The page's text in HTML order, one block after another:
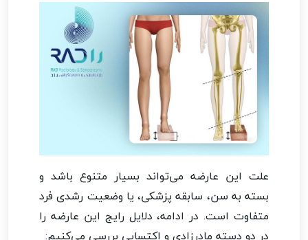
علت این عارضه می‌تواند بسیار متنوع باشد و
بسته به سن، سابقه پزشکی، یا وضعیت رشدی فرد
متفاوت است. در ادامه، دلایل رایج این عارضه را
در دو دسته مادرزادی و اکتسابی بررسی می‌کنیم: